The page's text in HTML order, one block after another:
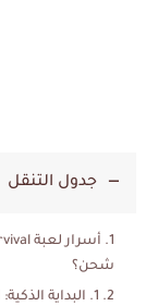
جدول التنقل
شحن؟
1. البداية الذكية: اختيار السيرفر وتوقيت الانطلاق